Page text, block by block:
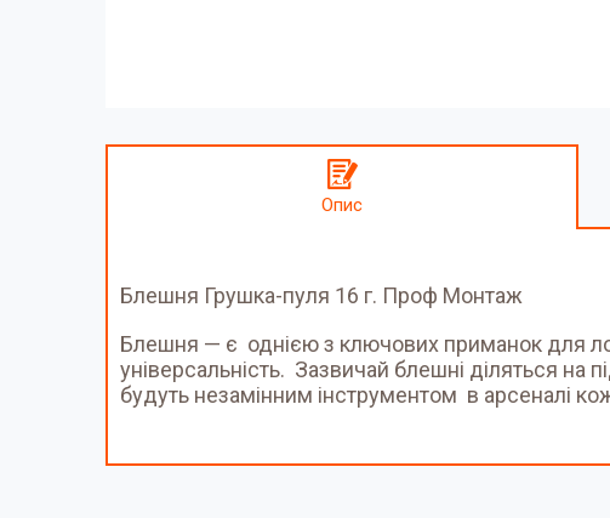
Опис
Блешня Грушка-пуля 16 г. Проф Монтаж
Блешня — є однією з ключових приманок для
універсальність. Зазвичай блешні діляться на
будуть незамінним інструментом в арсеналі